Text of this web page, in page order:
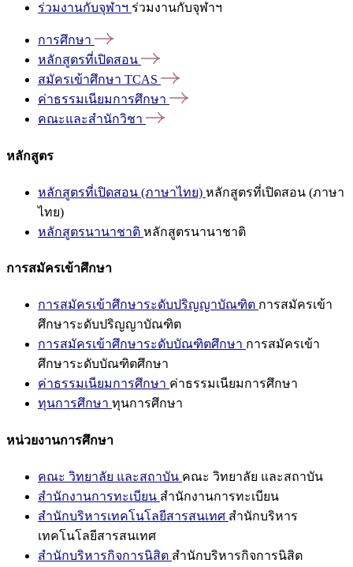
ร่วมงานกับจุฬาฯ ร่วมงานกับจุฬาฯ
การศึกษา
หลักสูตรที่เปิดสอน
สมัครเข้าศึกษา TCAS
ค่าธรรมเนียมการศึกษา
คณะและสำนักวิชา
หลักสูตร
หลักสูตรที่เปิดสอน (ภาษาไทย) หลักสูตรที่เปิดสอน (ภาษา
ไทย)
หลักสูตรนานาชาติ หลักสูตรนานาชาติ
การสมัครเข้าศึกษา
การสมัครเข้าศึกษาระดับปริญญาบัณฑิต การสมัครเข้า
ศึกษาระดับปริญญาบัณฑิต
การสมัครเข้าศึกษาระดับบัณฑิตศึกษา การสมัครเข้า
ศึกษาระดับบัณฑิตศึกษา
ค่าธรรมเนียมการศึกษา ค่าธรรมเนียมการศึกษา
ทุนการศึกษา ทุนการศึกษา
หน่วยงานการศึกษา
คณะ วิทยาลัย และสถาบัน คณะ วิทยาลัย และสถาบัน
สำนักงานการทะเบียน สำนักงานการทะเบียน
สำนักบริหารเทคโนโลยีสารสนเทศ สำนักบริหาร
เทคโนโลยีสารสนเทศ
สำนักบริหารกิจการนิสิต สำนักบริหารกิจการนิสิต